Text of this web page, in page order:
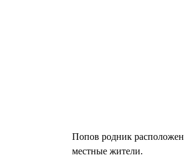
Попов родник
местные жители.